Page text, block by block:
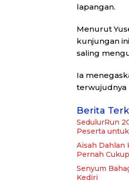
lapangan.
Menurut
kunjungan
saling
Ia
terwujudnya
Berita
SedulurRun
Peserta
Aisah Dahlan
Pernah
Senyum
Kediri